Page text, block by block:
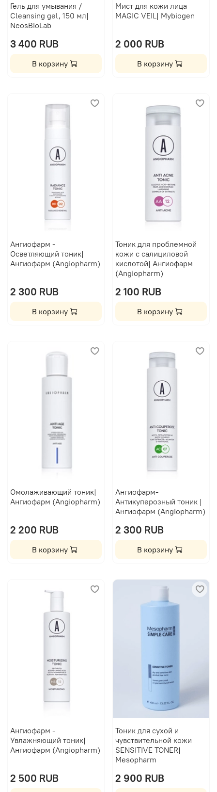
Гель для умывания /
Cleansing gel, 150 мл|
NeosBioLab
3 400 RUB
В корзину
Мист для кожи лица
MAGIC VEIL| Mybiogen
2 000 RUB
В корзину
Ангиофарм -
Осветляющий тоник|
Ангиофарм (Angiopharm)
2 300 RUB
В корзину
Тоник для проблемной
кожи с салициловой
кислотой| Ангиофарм
(Angiopharm)
2 100 RUB
В корзину
Омолаживающий тоник|
Ангиофарм (Angiopharm)
2 200 RUB
В корзину
Ангиофарм-
Антикуперозный тоник |
Ангиофарм (Angiopharm)
2 300 RUB
В корзину
Ангиофарм -
Увлажняющий тоник|
Ангиофарм (Angiopharm)
2 500 RUB
Тоник для сухой и
чувствительной кожи
SENSITIVE TONER|
Mesopharm
2 900 RUB